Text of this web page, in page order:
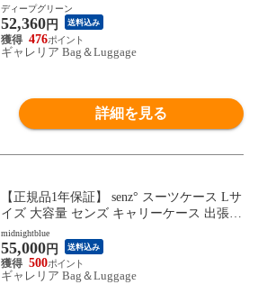
キャリーケース 大容量 Orobianco ブランド
大人 ストッパー付き 61L ポリカーボネー
ト 旅行 6泊 7泊 シンティラーレ 92843
ディープグリーン
52,360円 送料込み
476
ギャレリア Bag＆Luggage
詳細を見る
【正規品1年保証】 senz° スーツケース Lサ
イズ 大容量 センズ キャリーケース 出張
旅行 折りたたみ 95L 9～10泊 耐水性 拡張
TSA 静音 ポリカーボネート おしゃれ senz
Foldaway large check in SZ-8804
midnightblue
55,000円 送料込み
500
ギャレリア Bag＆Luggage